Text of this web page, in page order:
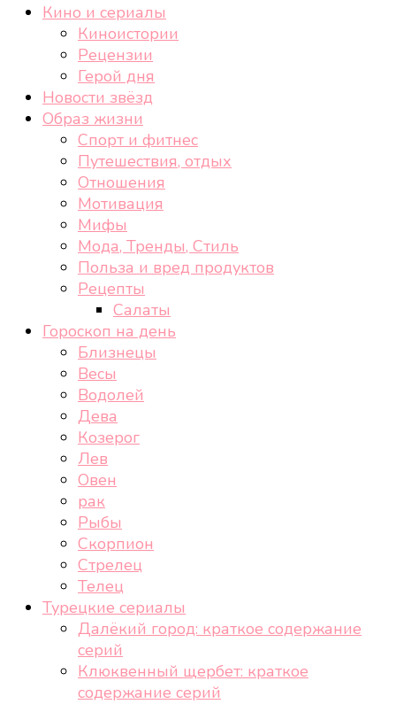
cheek-look.ru
Женский сайт о звездах и кино, а также трендах,
здоровом образе жизни, спорте, стиле, отдыхе и
Кино и сериалы
Киноистории
Рецензии
Герой дня
Новости звёзд
Образ жизни
Спорт и фитнес
Путешествия, отдых
Отношения
Мотивация
Мифы
Мода, Тренды, Стиль
Польза и вред продуктов
Рецепты
Салаты
Гороскоп на день
Близнецы
Весы
Водолей
Дева
Козерог
Лев
Овен
рак
Рыбы
Скорпион
Стрелец
Телец
Турецкие сериалы
Далёкий город: краткое содержание
серий
Клюквенный щербет: краткое
содержание серий